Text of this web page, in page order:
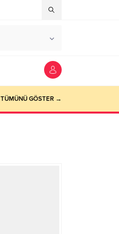
TÜMÜNÜ GÖSTER →